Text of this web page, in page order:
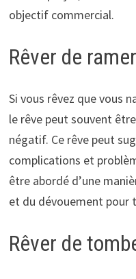
objectif commercial.
Rêver de
Si vous rêvez que vous
le rêve peut souvent
négatif. Ce rêve peut
complications et
être abordé d’une
et du dévouement pour
Rêver de